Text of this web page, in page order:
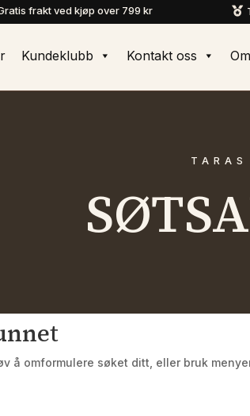
frakt ved kjøp over 799 kr 
Kundeklubb Kontakt oss
TARAS
å omformulere søket ditt, eller bruk